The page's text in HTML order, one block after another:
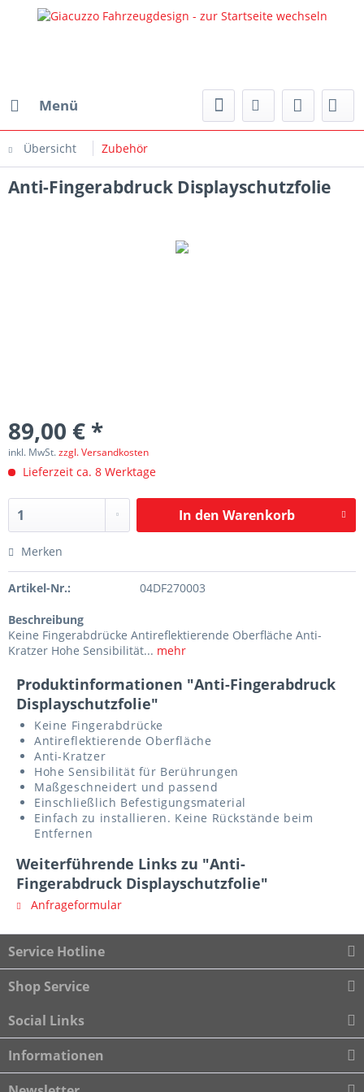
Menü
Übersicht Zubehör
Anti-Fingerabdruck Displayschutzfolie
89,00 € *
inkl. MwSt.zzgl. Versandkosten
Lieferzeit ca. 8 Werktage
In den Warenkorb
Merken
Artikel-Nr.: 04DF270003
Beschreibung
Keine Fingerabdrücke Antireflektierende Oberfläche Anti-
Kratzer Hohe Sensibilität... mehr
Produktinformationen "Anti-Fingerabdruck
Displayschutzfolie"
Keine Fingerabdrücke
Antireflektierende Oberfläche
Anti-Kratzer
Hohe Sensibilität für Berührungen
Maßgeschneidert und passend
Einschließlich Befestigungsmaterial
Einfach zu installieren. Keine Rückstände beim
Entfernen
Weiterführende Links zu "Anti-
Fingerabdruck Displayschutzfolie"
Anfrageformular
Service Hotline
Shop Service
Social Links
Informationen